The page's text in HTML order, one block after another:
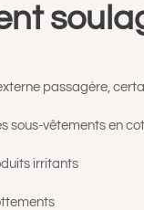
passagère,
sous-vêtements en
irritants